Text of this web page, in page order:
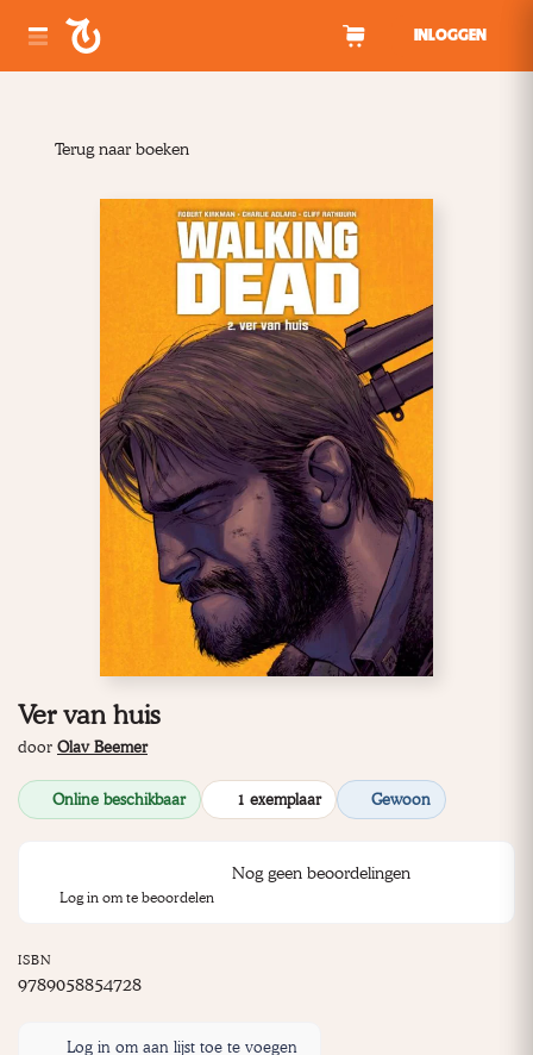
INLOGGEN
Terug naar boeken
Ver van huis
door Olav Beemer
Online beschikbaar 1 exemplaar Gewoon
Nog geen beoordelingen
Log in om te beoordelen
ISBN
9789058854728
Log in om aan lijst toe te voegen